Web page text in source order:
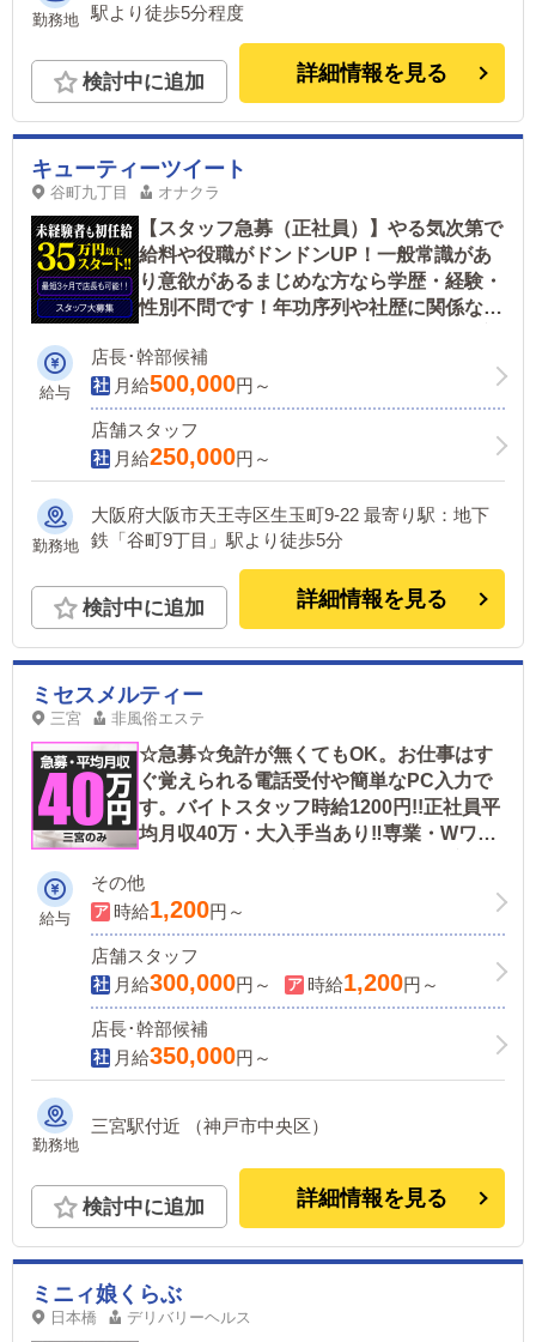
勤務地
駅より徒歩5分程度
検討中に追加 詳細情報を見る
キューティーツイート
谷町九丁目 オナクラ
【スタッフ急募（正社員）】やる気次第で
給料や役職がドンドンUP！一般常識があ
り意欲があるまじめな方なら学歴・経験・
性別不問です！年功序列や社歴に関係なく
給与
店長･幹部候補
月給500,000円～
店舗スタッフ
月給250,000円～
勤務地
大阪府大阪市天王寺区生玉町9-22 最寄り駅：地下
鉄「谷町9丁目」駅より徒歩5分
検討中に追加 詳細情報を見る
ミセスメルティー
三宮 非風俗エステ
☆急募☆免許が無くてもOK。お仕事はす
ぐ覚えられる電話受付や簡単なPC入力で
す。バイトスタッフ時給1200円!!正社員平
均月収40万・大入手当あり‼専業・Wワー
好きな時間に☆
給与
その他
時給1,200円～
店舗スタッフ
月給300,000円～ 時給1,200円～
店長･幹部候補
月給350,000円～
勤務地
三宮駅付近 （神戸市中央区）
検討中に追加 詳細情報を見る
ミニィ娘くらぶ
日本橋 デリバリーヘルス